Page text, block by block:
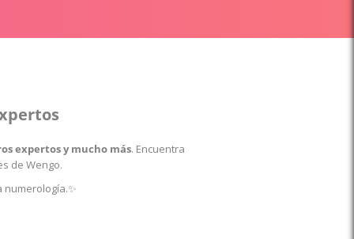
expertos y mucho más. Encuentra
de Wengo.